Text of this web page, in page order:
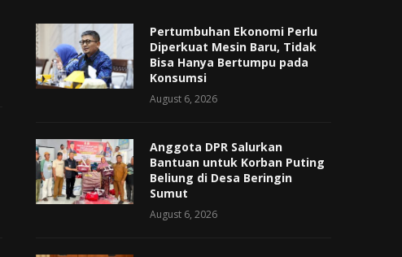
Pertumbuhan Ekonomi Perlu
Diperkuat Mesin Baru, Tidak
Bisa Hanya Bertumpu pada
Konsumsi
August 6, 2026
Anggota DPR Salurkan
Bantuan untuk Korban Puting
Beliung di Desa Beringin
Sumut
August 6, 2026